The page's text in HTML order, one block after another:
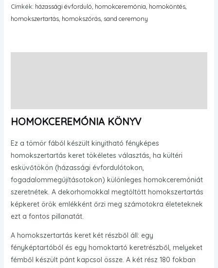
Címkék: házassági évforduló, homokceremónia, homoköntés,
homokszertartás, homokszórás, sand ceremony
HOMOKCEREMÓNIA KÖNYV
Ez a tömör fából készült kinyitható fényképes
homokszertartás keret tökéletes választás, ha kültéri
esküvőtökön (házassági évfordulótokon,
fogadalommegújításotokon) különleges homokceremóniát
szeretnétek. A dekorhomokkal megtöltött homokszertartás
képkeret örök emlékként őrzi meg számotokra életeteknek
ezt a fontos pillanatát.
A homokszertartás keret két részből áll: egy
fényképtartóból és egy homoktartó keretrészből, melyeket
fémből készült pánt kapcsol össze. A két rész 180 fokban